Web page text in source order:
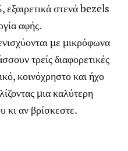
στενά bezels
αφής.
με μικρόφωνα
τρείς διαφορετικές
κοινόχρηστο και ήχο
μια καλύτερη
αν βρίσκεστε.